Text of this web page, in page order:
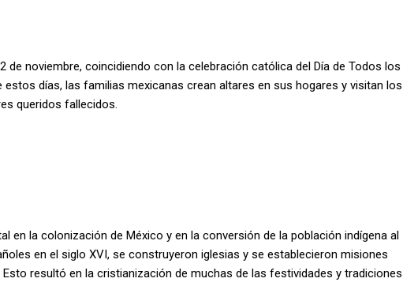
de noviembre, coincidiendo con la celebración católica del Día de Todos los
estos días, las familias mexicanas crean altares en sus hogares y visitan los
queridos fallecidos.
en la colonización de México y en la conversión de la población indígena al
en el siglo XVI, se construyeron iglesias y se establecieron misiones
resultó en la cristianización de muchas de las festividades y tradiciones